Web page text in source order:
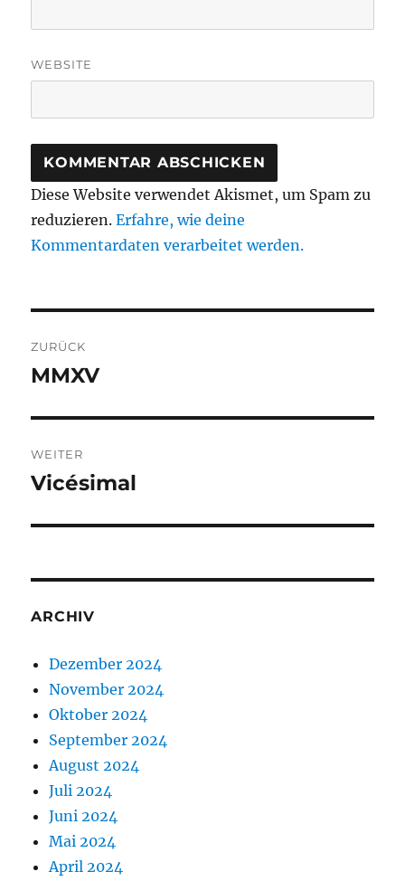
WEBSITE
Diese Website verwendet Akismet, um Spam zu
reduzieren.Erfahre, wie deine
Kommentardaten verarbeitet werden.
ZURÜCK
Vorheriger
MMXV
WEITER
Nächster
Vicésimal
ARCHIV
Dezember 2024
November 2024
Oktober 2024
September 2024
August 2024
Juli 2024
Juni 2024
Mai 2024
April 2024